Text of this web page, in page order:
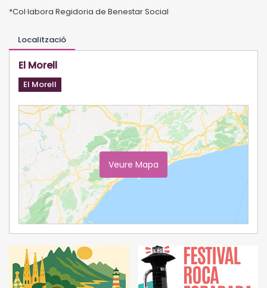
*Col·labora Regidoria de Benestar Social
Localització
El Morell
El Morell
Veure Mapa